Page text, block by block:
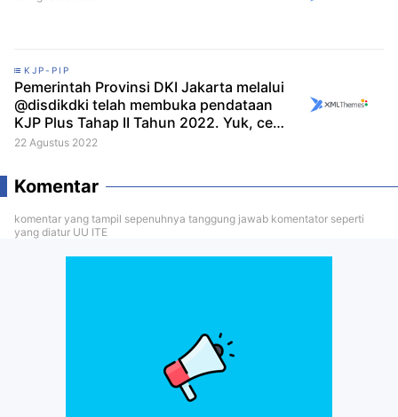
KJP-PIP
Pemerintah Provinsi DKI Jakarta melalui
@disdikdki telah membuka pendataan
KJP Plus Tahap II Tahun 2022. Yuk, cek
infografik berikut untuk lengkapnya!
22 Agustus 2022
Komentar
komentar yang tampil sepenuhnya tanggung jawab komentator seperti
yang diatur UU ITE